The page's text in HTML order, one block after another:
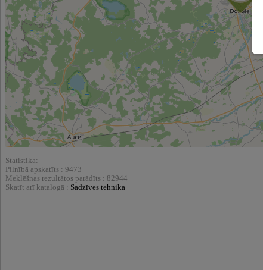
Statistika:
Pilnībā apskatīts : 9473
Meklēšnas rezultātos parādīts : 82944
Skatīt arī katalogā : Sadzīves tehnika